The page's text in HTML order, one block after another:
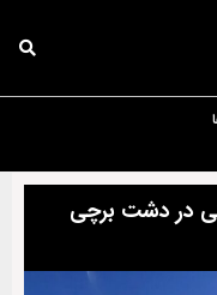
در دشت برچی